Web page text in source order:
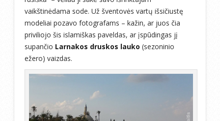
vaikštinėdama sode. Už šventovės vartų išsičiustę
modeliai pozavo fotografams – kažin, ar juos čia
priviliojo šis islamiškas paveldas, ar įspūdingas jį
supančio Larnakos druskos lauko (sezoninio
ežero) vaizdas.